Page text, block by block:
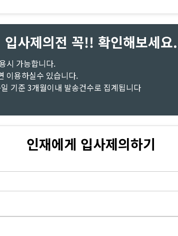
입사제의전 꼭!! 확인해보세요.
시 가능합니다.
이용하실수 있습니다.
기준 3개월이내 발송건수로 집계됩니다
인재에게 입사제의하기